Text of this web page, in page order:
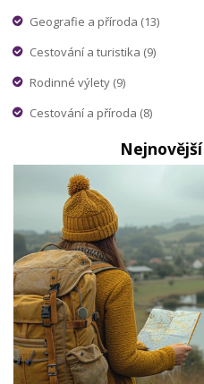
Geografie a příroda (13)
Cestování a turistika (9)
Rodinné výlety (9)
Cestování a příroda (8)